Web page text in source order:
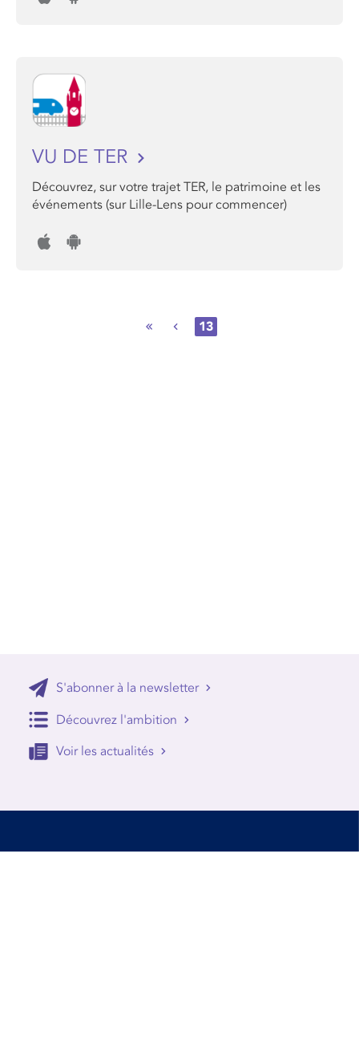
VU DE TER
Découvrez, sur votre trajet TER, le patrimoine et les
événements (sur Lille-Lens pour commencer)
13
S'abonner à la newsletter
Découvrez l'ambition
Voir les actualités